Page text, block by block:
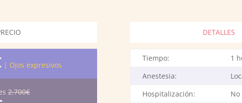
| Ojos expresivos
2.700€
DETALLES
Tiempo:
1
Anestesia:
Hospitalización: